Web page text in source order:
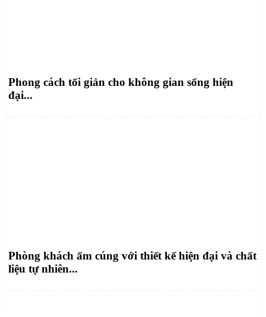
Phong cách tối giản cho không gian sống hiện
đại...
Phòng khách ấm cúng với thiết kế hiện đại và chất
liệu tự nhiên...